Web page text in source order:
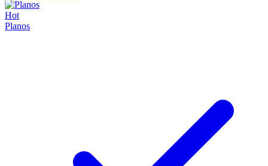
Hot
Planos